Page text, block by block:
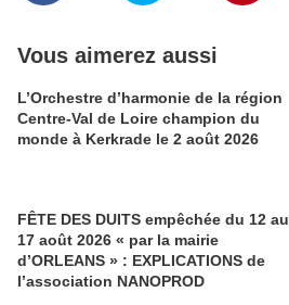
Vous aimerez aussi
L’Orchestre d’harmonie de la région
Centre-Val de Loire champion du
monde à Kerkrade le 2 août 2026
FÊTE DES DUITS empêchée du 12 au
17 août 2026 « par la mairie
d’ORLEANS » : EXPLICATIONS de
l’association NANOPROD